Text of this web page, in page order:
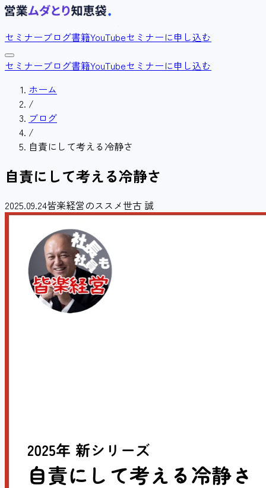
セミナーブログ書籍YouTubeセミナーに申し込む
セミナーブログ書籍YouTubeセミナーに申し込む
ホーム
/
ブログ
/
自責にして考える冷静さ
自責にして考える冷静さ
2025.09.24皆楽経営のススメ世古 誠